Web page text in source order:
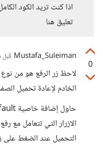
اذا كنت تريد الكود
تعليق هنا
0
Mustafa_Suleiman قبل
الخادم لإعادة تحميل
الازرار التي تتعامل مع
التحميل عند الضغط على